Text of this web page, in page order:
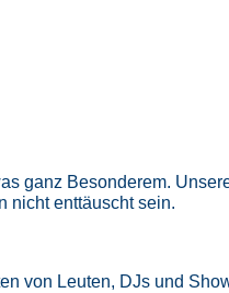
ganz Besonderem.
nicht enttäuscht sein.
von Leuten, DJs und